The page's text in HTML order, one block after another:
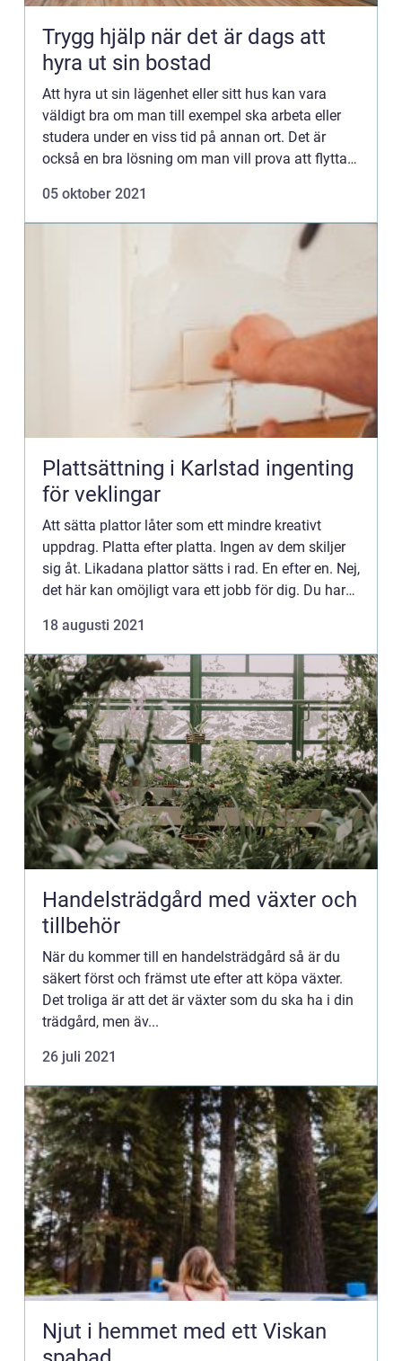
Trygg hjälp när det är dags att
hyra ut sin bostad
Att hyra ut sin lägenhet eller sitt hus kan vara
väldigt bra om man till exempel ska arbeta eller
studera under en viss tid på annan ort. Det är
också en bra lösning om man vill prova att flytta
att d...
05 oktober 2021
Plattsättning i Karlstad ingenting
för veklingar
Att sätta plattor låter som ett mindre kreativt
uppdrag. Platta efter platta. Ingen av dem skiljer
sig åt. Likadana plattor sätts i rad. En efter en. Nej,
det här kan omöjligt vara ett jobb för dig. Du har
18 augusti 2021
Handelsträdgård med växter och
tillbehör
När du kommer till en handelsträdgård så är du
säkert först och främst ute efter att köpa växter.
Det troliga är att det är växter som du ska ha i din
trädgård, men äv...
26 juli 2021
Njut i hemmet med ett Viskan